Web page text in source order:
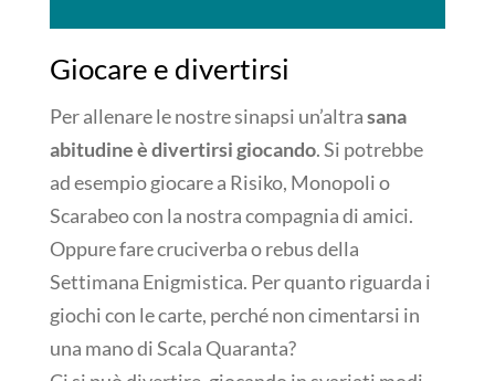
Giocare e divertirsi
Per allenare le nostre sinapsi un’altrasana
abitudine è divertirsi giocando. Si potrebbe
ad esempio giocare a Risiko, Monopoli o
Scarabeo con la nostra compagnia di amici.
Oppure fare cruciverba o rebus della
Settimana Enigmistica. Per quanto riguarda i
giochi con le carte, perché non cimentarsi in
una mano di Scala Quaranta?